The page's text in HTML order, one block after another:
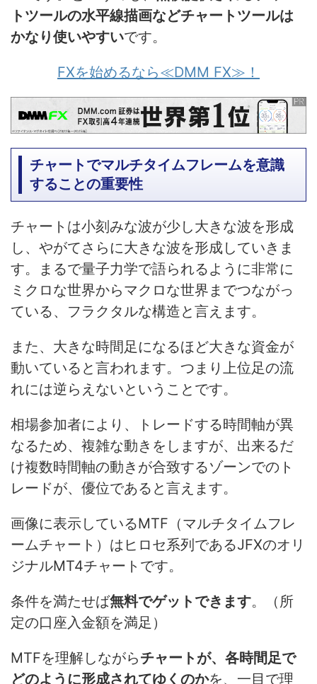
トツールの水平線描画などチャートツールは
かなり使いやすいです。
FXを始めるなら≪DMM FX≫！
チャートでマルチタイムフレームを意識
することの重要性
チャートは小刻みな波が少し大きな波を形成
し、やがてさらに大きな波を形成していきま
す。まるで量子力学で語られるように非常に
ミクロな世界からマクロな世界までつながっ
ている、フラクタルな構造と言えます。
また、大きな時間足になるほど大きな資金が
動いていると言われます。つまり上位足の流
れには逆らえないということです。
相場参加者により、トレードする時間軸が異
なるため、複雑な動きをしますが、出来るだ
け複数時間軸の動きが合致するゾーンでのト
レードが、優位であると言えます。
画像に表示しているMTF（マルチタイムフレ
ームチャート）はヒロセ系列であるJFXのオリ
ジナルMT4チャートです。
条件を満たせば無料でゲットできます。（所
定の口座入金額を満足）
MTFを理解しながらチャートが、各時間足で
どのように形成されてゆくのかを、一目で理